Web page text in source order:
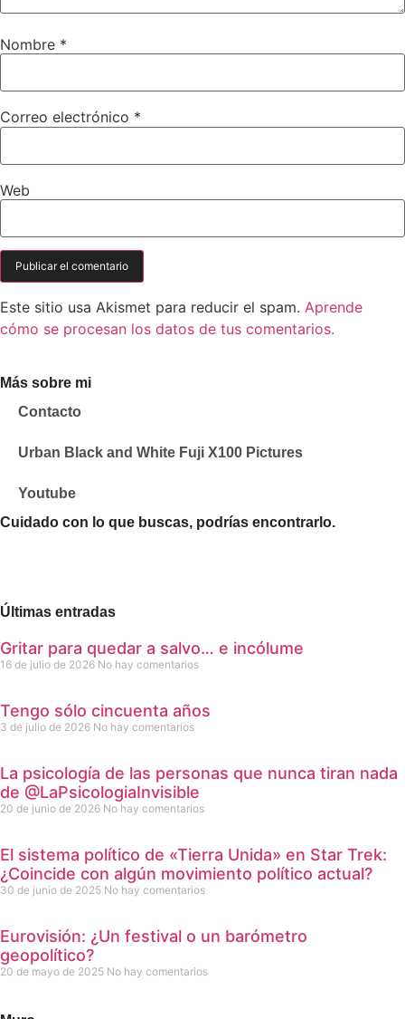
Nombre *
Correo electrónico *
Web
Este sitio usa Akismet para reducir el spam. Aprende
cómo se procesan los datos de tus comentarios.
Más sobre mi
Contacto
Urban Black and White Fuji X100 Pictures
Youtube
Cuidado con lo que buscas, podrías encontrarlo.
Últimas entradas
Gritar para quedar a salvo… e incólume
16 de julio de 2026 No hay comentarios
Tengo sólo cincuenta años
3 de julio de 2026 No hay comentarios
La psicología de las personas que nunca tiran nada
de @LaPsicologiaInvisible
20 de junio de 2026 No hay comentarios
El sistema político de «Tierra Unida» en Star Trek:
¿Coincide con algún movimiento político actual?
30 de junio de 2025 No hay comentarios
Eurovisión: ¿Un festival o un barómetro
geopolítico?
20 de mayo de 2025 No hay comentarios